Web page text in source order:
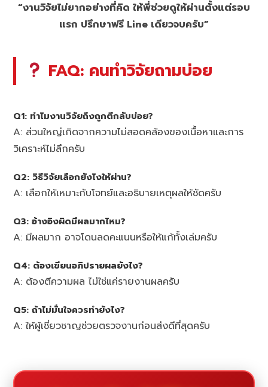
“งานวิจัยไม่ยากอย่างที่คิด ให้พี่ช่วยดูให้ผ่านตั้งแต่รอบ
แรก ปรึกษาฟรี Line เดียวจบครับ”
FAQ: คนทำวิจัยถามบ่อย
Q1: ทำไมงานวิจัยถึงถูกตีกลับบ่อย?
A: ส่วนใหญ่เกิดจากความไม่สอดคล้องของเนื้อหาและการ
วิเคราะห์ไม่ลึกครับ
Q2: วิธีวิจัยเลือกยังไงให้ผ่าน?
A: เลือกให้เหมาะกับโจทย์และอธิบายเหตุผลให้ชัดครับ
Q3: อ้างอิงผิดมีผลมากไหม?
A: มีผลมาก อาจโดนลดคะแนนหรือให้แก้ทั้งเล่มครับ
Q4: ต้องเขียนอภิปรายผลยังไง?
A: ต้องตีความผล ไม่ใช่แค่รายงานผลครับ
Q5: ถ้าไม่มั่นใจควรทำยังไง?
A: ให้ผู้เชี่ยวชาญช่วยตรวจงานก่อนส่งดีที่สุดครับ